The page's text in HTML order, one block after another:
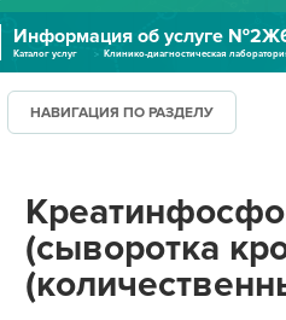
УСЛУГИ И ЦЕНЫ
ПАЦИЕНТУ
ПРАВОВАЯ ИНФОРМАЦИЯ
Информация об услуге
Каталог услуг Клинико-диагностическая
НАВИГАЦИЯ ПО РАЗДЕЛУ
(сыворотка